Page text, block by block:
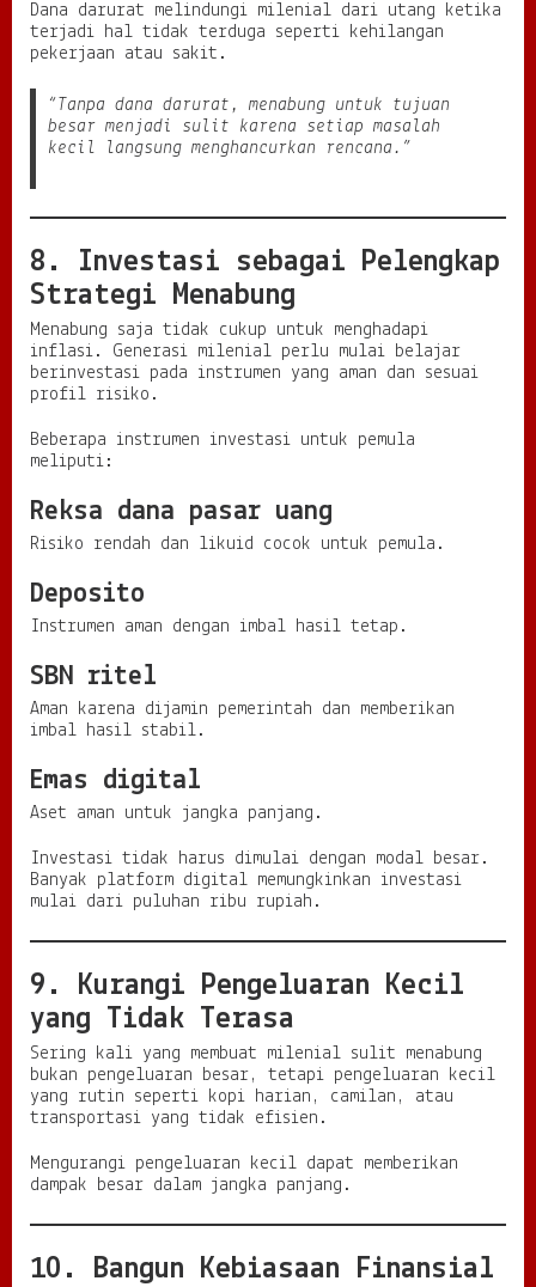
Dana darurat melindungi milenial dari utang ketika
terjadi hal tidak terduga seperti kehilangan
pekerjaan atau sakit.
“Tanpa dana darurat, menabung untuk tujuan
besar menjadi sulit karena setiap masalah
kecil langsung menghancurkan rencana.”
8. Investasi sebagai Pelengkap
Strategi Menabung
Menabung saja tidak cukup untuk menghadapi
inflasi. Generasi milenial perlu mulai belajar
berinvestasi pada instrumen yang aman dan sesuai
profil risiko.
Beberapa instrumen investasi untuk pemula
meliputi:
Reksa dana pasar uang
Risiko rendah dan likuid cocok untuk pemula.
Deposito
Instrumen aman dengan imbal hasil tetap.
SBN ritel
Aman karena dijamin pemerintah dan memberikan
imbal hasil stabil.
Emas digital
Aset aman untuk jangka panjang.
Investasi tidak harus dimulai dengan modal besar.
Banyak platform digital memungkinkan investasi
mulai dari puluhan ribu rupiah.
9. Kurangi Pengeluaran Kecil
yang Tidak Terasa
Sering kali yang membuat milenial sulit menabung
bukan pengeluaran besar, tetapi pengeluaran kecil
yang rutin seperti kopi harian, camilan, atau
transportasi yang tidak efisien.
Mengurangi pengeluaran kecil dapat memberikan
dampak besar dalam jangka panjang.
10. Bangun Kebiasaan Finansial